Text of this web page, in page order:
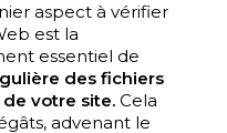
aspect à vérifier
est la
essentiel de
des fichiers
votre site.Cela
advenant le